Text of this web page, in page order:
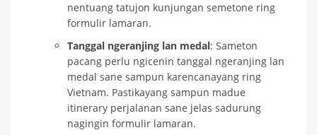
nentuang tatujon kunjungan semetone ring
formulir lamaran.
Tanggal ngeranjing lan medal: Sameton
pacang perlu ngicenin tanggal ngeranjing lan
medal sane sampun karencanayang ring
Vietnam. Pastikayang sampun madue
itinerary perjalanan sane jelas sadurung
nagingin formulir lamaran.